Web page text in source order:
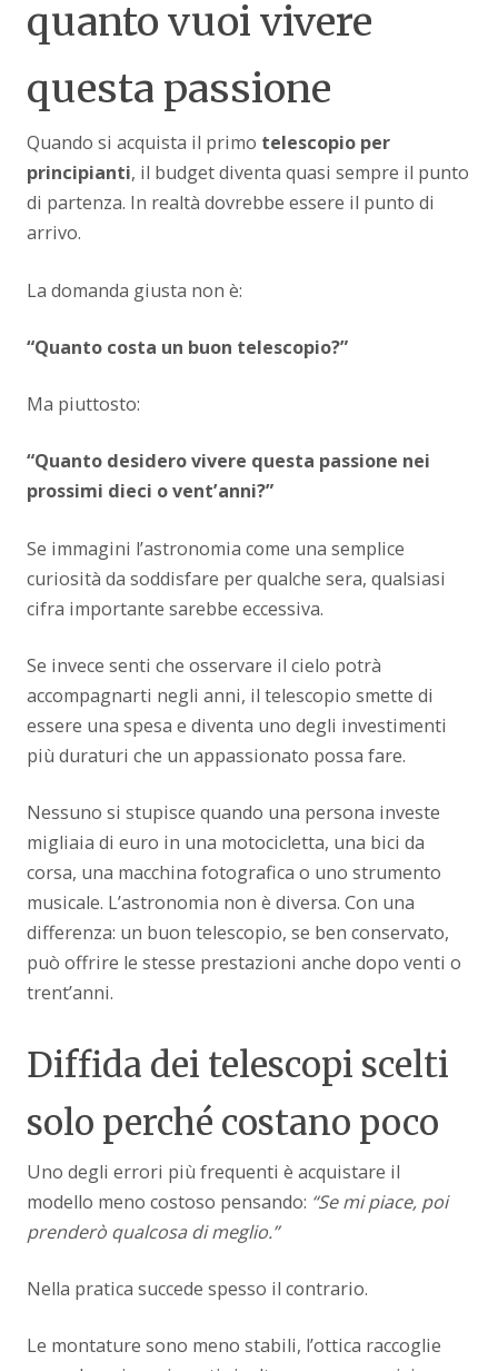
quanto vuoi vivere
questa passione
Quando si acquista il primo telescopio per
principianti, il budget diventa quasi sempre il punto
di partenza. In realtà dovrebbe essere il punto di
arrivo.
La domanda giusta non è:
“Quanto costa un buon telescopio?”
Ma piuttosto:
“Quanto desidero vivere questa passione nei
prossimi dieci o vent’anni?”
Se immagini l’astronomia come una semplice
curiosità da soddisfare per qualche sera, qualsiasi
cifra importante sarebbe eccessiva.
Se invece senti che osservare il cielo potrà
accompagnarti negli anni, il telescopio smette di
essere una spesa e diventa uno degli investimenti
più duraturi che un appassionato possa fare.
Nessuno si stupisce quando una persona investe
migliaia di euro in una motocicletta, una bici da
corsa, una macchina fotografica o uno strumento
musicale. L’astronomia non è diversa. Con una
differenza: un buon telescopio, se ben conservato,
può offrire le stesse prestazioni anche dopo venti o
trent’anni.
Diffida dei telescopi scelti
solo perché costano poco
Uno degli errori più frequenti è acquistare il
modello meno costoso pensando: “Se mi piace, poi
prenderò qualcosa di meglio.”
Nella pratica succede spesso il contrario.
Le montature sono meno stabili, l’ottica raccoglie